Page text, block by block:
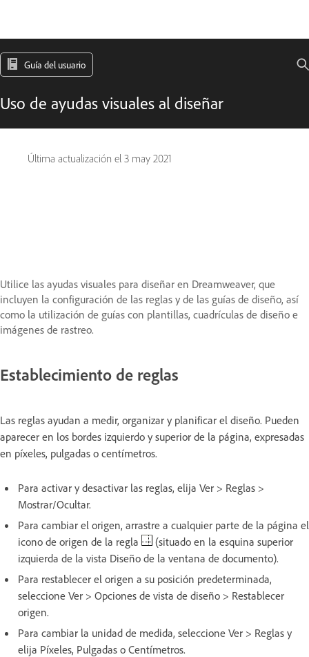
Guía del usuario
Uso de ayudas visuales al diseñar
Última actualización el 3 may 2021
Utilice las ayudas visuales para diseñar en Dreamweaver, que
incluyen la configuración de las reglas y de las guías de diseño, así
como la utilización de guías con plantillas, cuadrículas de diseño e
imágenes de rastreo.
Establecimiento de reglas
Las reglas ayudan a medir, organizar y planificar el diseño. Pueden
aparecer en los bordes izquierdo y superior de la página, expresadas
en píxeles, pulgadas o centímetros.
Para activar y desactivar las reglas, elija Ver > Reglas >
Mostrar/Ocultar.
Para cambiar el origen, arrastre a cualquier parte de la página el
icono de origen de la regla
(situado en la esquina superior
izquierda de la vista Diseño de la ventana de documento).
Para restablecer el origen a su posición predeterminada,
seleccione Ver > Opciones de vista de diseño > Restablecer
origen.
Para cambiar la unidad de medida, seleccione Ver > Reglas y
elija Píxeles, Pulgadas o Centímetros.